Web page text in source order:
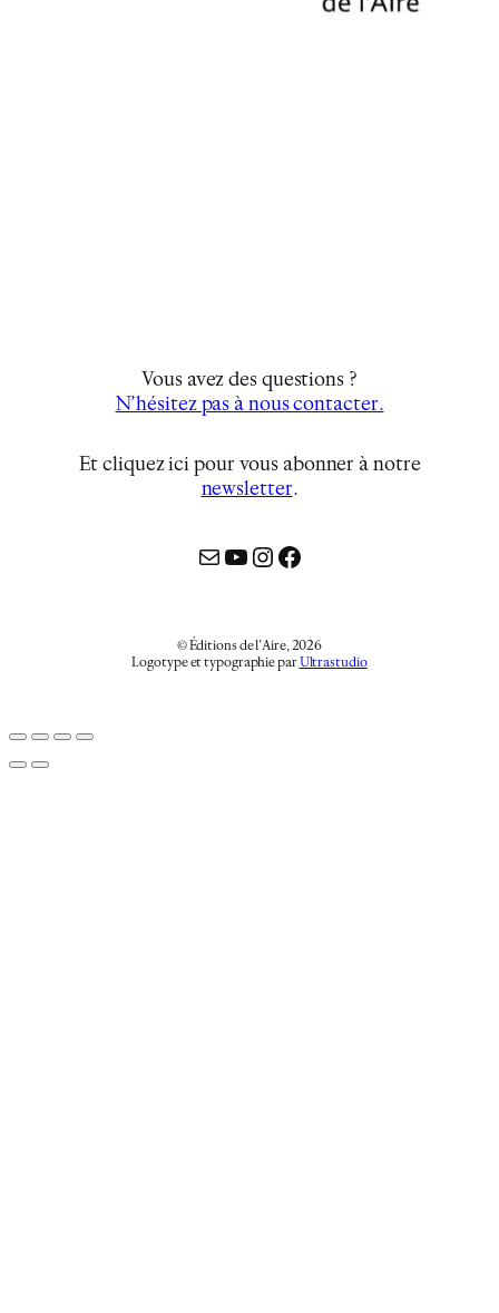
Vous avez des questions ?
N’hésitez pas à nous contacter.
Et cliquez ici pour vous abonner à notre
newsletter…
MailYouTube
Instagram
Facebook
© Éditions de l’Aire, 2026
Logotype et typographie par Ultrastudio